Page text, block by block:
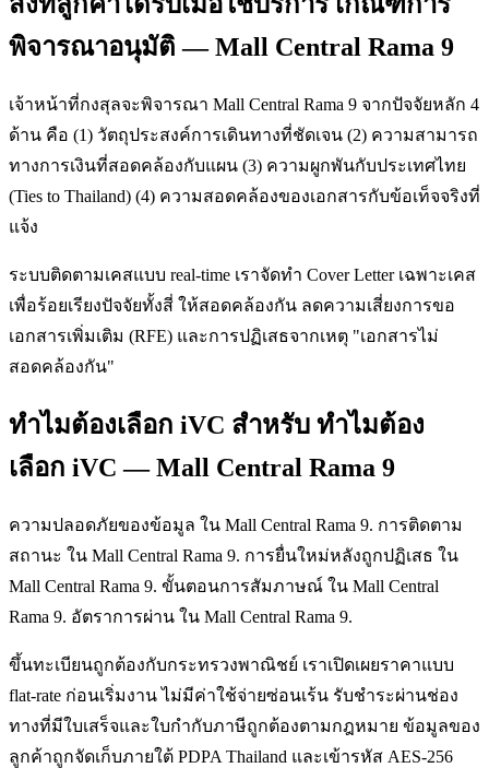
พิจารณาอนุมัติ — Mall Central Rama 9
เจ้าหน้าที่กงสุลจะพิจารณา Mall Central Rama 9 จากปัจจัยหลัก 4
ด้าน คือ (1) วัตถุประสงค์การเดินทางที่ชัดเจน (2) ความสามารถ
ทางการเงินที่สอดคล้องกับแผน (3) ความผูกพันกับประเทศไทย
(Ties to Thailand) (4) ความสอดคล้องของเอกสารกับข้อเท็จจริงที่
แจ้ง
ระบบติดตามเคสแบบ real-time เราจัดทำ Cover Letter เฉพาะเคส
เพื่อร้อยเรียงปัจจัยทั้งสี่ ให้สอดคล้องกัน ลดความเสี่ยงการขอ
เอกสารเพิ่มเติม (RFE) และการปฏิเสธจากเหตุ "เอกสารไม่
สอดคล้องกัน"
ทำไมต้องเลือก iVC สำหรับ ทำไมต้อง
เลือก iVC — Mall Central Rama 9
ความปลอดภัยของข้อมูล ใน Mall Central Rama 9. การติดตาม
สถานะ ใน Mall Central Rama 9. การยื่นใหม่หลังถูกปฏิเสธ ใน
Mall Central Rama 9. ขั้นตอนการสัมภาษณ์ ใน Mall Central
Rama 9. อัตราการผ่าน ใน Mall Central Rama 9.
ขึ้นทะเบียนถูกต้องกับกระทรวงพาณิชย์ เราเปิดเผยราคาแบบ
flat-rate ก่อนเริ่มงาน ไม่มีค่าใช้จ่ายซ่อนเร้น รับชำระผ่านช่อง
ทางที่มีใบเสร็จและใบกำกับภาษีถูกต้องตามกฎหมาย ข้อมูลของ
ลูกค้าถูกจัดเก็บภายใต้ PDPA Thailand และเข้ารหัส AES-256